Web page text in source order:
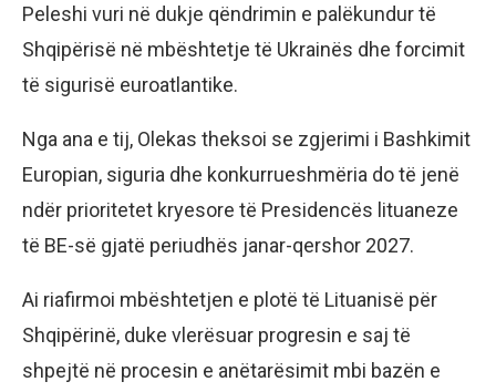
Peleshi vuri në dukje qëndrimin e palëkundur të
Shqipërisë në mbështetje të Ukrainës dhe forcimit
të sigurisë euroatlantike.
Nga ana e tij, Olekas theksoi se zgjerimi i Bashkimit
Europian, siguria dhe konkurrueshmëria do të jenë
ndër prioritetet kryesore të Presidencës lituaneze
të BE-së gjatë periudhës janar-qershor 2027.
Ai riafirmoi mbështetjen e plotë të Lituanisë për
Shqipërinë, duke vlerësuar progresin e saj të
shpejtë në procesin e anëtarësimit mbi bazën e